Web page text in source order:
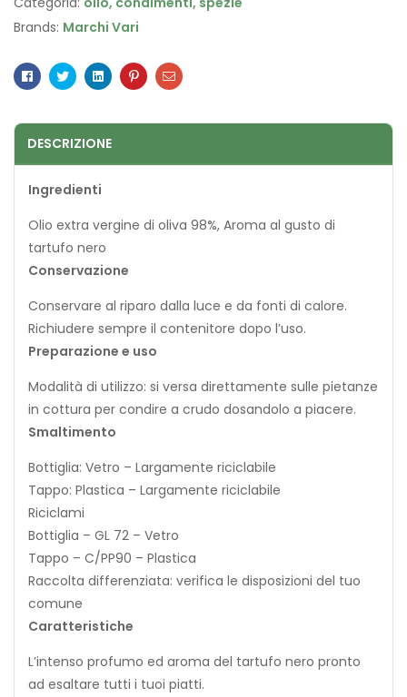
Brands: Marchi Vari
Facebook
TwitterLinkedinPinterestEmail
DESCRIZIONE
Ingredienti
Olio extra vergine di oliva 98%, Aroma al gusto di
tartufo nero
Conservazione
Conservare al riparo dalla luce e da fonti di calore.
Richiudere sempre il contenitore dopo l’uso.
Preparazione e uso
Modalità di utilizzo: si versa direttamente sulle pietanze
in cottura per condire a crudo dosandolo a piacere.
Smaltimento
Bottiglia: Vetro – Largamente riciclabile
Tappo: Plastica – Largamente riciclabile
Riciclami
Bottiglia – GL 72 – Vetro
Tappo – C/PP90 – Plastica
Raccolta differenziata: verifica le disposizioni del tuo
comune
Caratteristiche
L’intenso profumo ed aroma del tartufo nero pronto
ad esaltare tutti i tuoi piatti.